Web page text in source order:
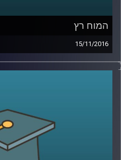
המוח רץ
15/11/2016
דוקטור נועה אלבלדה
להשפעה שיש לה על
הכללית. רק אל תפריזו,
AudioVersity